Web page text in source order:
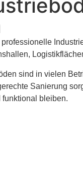
sind in vielen
Sanierung
funktional bleiben.